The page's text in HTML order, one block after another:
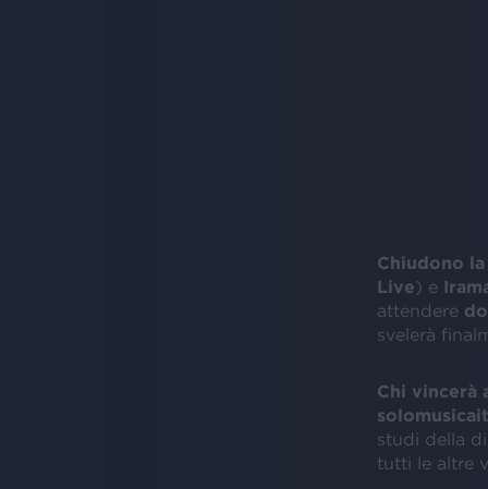
Chiudono
Live) e
attendere
svelerà
Chi vincerà
studi della
tutti le altre